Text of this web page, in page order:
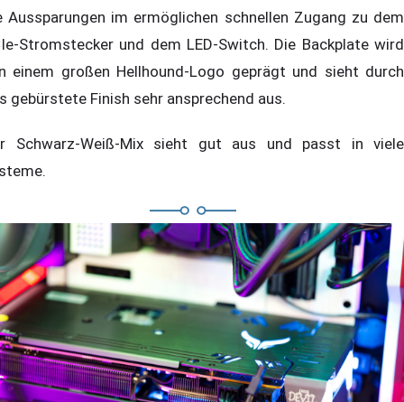
Aussparungen im ermöglichen schnellen Zugang zu dem
Stromstecker und dem LED-Switch. Die Backplate wird
einem großen Hellhound-Logo geprägt und sieht durch
gebürstete Finish sehr ansprechend aus.
Schwarz-Weiß-Mix sieht gut aus und passt in viele